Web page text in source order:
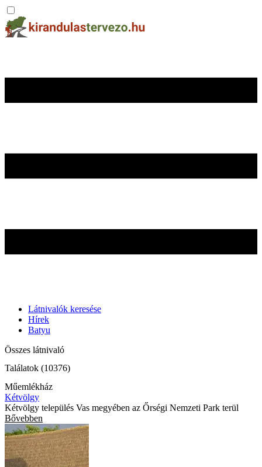
Látnivalók keresése
Hírek
Batyu
Összes látnivaló
Találatok (10376)
Műemlékház
Kétvölgy
Kétvölgy település Vas megyében az Őrségi Nemzeti Park terül
Bővebben